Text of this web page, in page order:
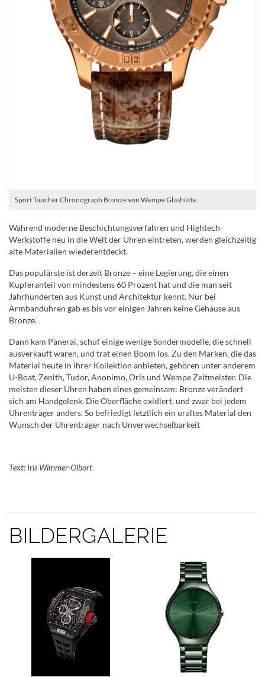
Sport Taucher Chronograph Bronze von Wempe Glashütte.
Während moderne Beschichtungsverfahren und Hightech-
Werkstoffe neu in die Welt der Uhren eintreten, werden gleichzeitig
alte Materialien wiederentdeckt.
Das populärste ist derzeit Bronze – eine Legierung, die einen
Kupferanteil von mindestens 60 Prozent hat und die man seit
Jahrhunderten aus Kunst und Architektur kennt. Nur bei
Armbanduhren gab es bis vor einigen Jahren keine Gehäuse aus
Bronze.
Dann kam Panerai, schuf einige wenige Sondermodelle, die schnell
ausverkauft waren, und trat einen Boom los. Zu den Marken, die das
Material heute in ihrer Kollektion anbieten, gehören unter anderem
U-Boat, Zenith, Tudor, Anonimo, Oris und Wempe Zeitmeister. Die
meisten dieser Uhren haben eines gemeinsam: Bronze verändert
sich am Handgelenk. Die Oberfläche oxidiert, und zwar bei jedem
Uhrenträger anders. So befriedigt letztlich ein uraltes Material den
Wunsch der Uhrenträger nach Unverwechselbarkeit
Text: Iris Wimmer-Olbort
BILDERGALERIE